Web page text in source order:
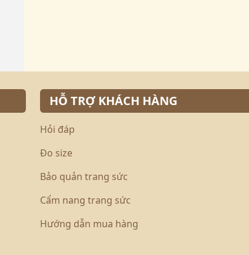
HỖ TRỢ KHÁCH HÀNG
Hỏi đáp
Đo size
Bảo quản trang sức
Cẩm nang trang sức
Hướng dẫn mua hàng